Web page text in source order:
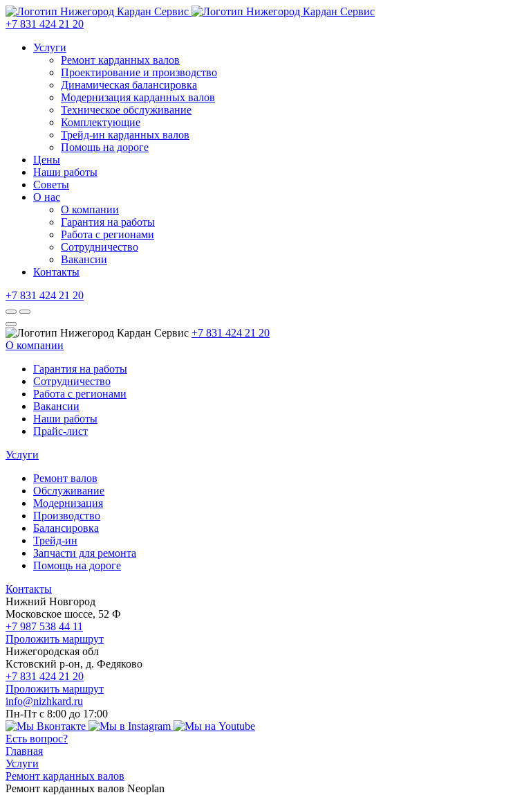
+7 831 424 21 20
Услуги
Ремонт карданных валов
Проектирование и производство
Динамическая балансировка
Модернизация карданных валов
Техническое обслуживание
Комплектующие
Трейд-ин карданных валов
Помощь на дороге
Цены
Наши работы
Советы
О нас
О компании
Гарантия на работы
Работа с регионами
Сотрудничество
Вакансии
Контакты
+7 831 424 21 20
+7 831 424 21 20
О компании
Гарантия на работы
Сотрудничество
Работа с регионами
Вакансии
Наши работы
Прайс-лист
Услуги
Ремонт валов
Обслуживание
Модернизация
Производство
Балансировка
Трейд-ин
Запчасти для ремонта
Помощь на дороге
Контакты
Нижний Новгород
Московское шоссе, 52 Ф
+7 987 538 44 11
Проложить маршрут
Нижегородская обл
Кстовский р-он, д. Федяково
+7 831 424 21 20
Проложить маршрут
info@nizhkard.ru
Пн-Пт с 8:00 до 17:00
Есть вопрос?
Главная
Услуги
Ремонт карданных валов
Ремонт карданных валов Neoplan